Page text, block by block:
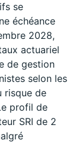
se
échéance
2028,
actuariel
de gestion
selon les
risque de
profil de
SRI de 2